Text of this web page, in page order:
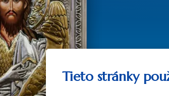
Tieto stránky